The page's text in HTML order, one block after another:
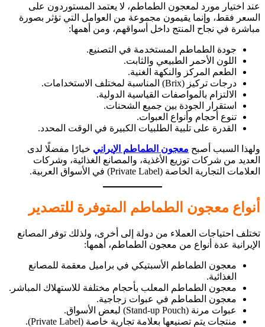
عند اختيار مورد لمعجون الطماطم، لا يعتمد المستوردون على
السعر فقط، وإنما يقيمون مجموعة من العوامل التي تؤثر بصورة
مباشرة في نجاح المنتج داخل أسواقهم، ومن أهمها:
جودة الطماطم المستخدمة في التصنيع.
اللون الأحمر الطبيعي والثابت.
الطعم المركز والنكهة الغنية.
درجات تركيز (Brix) المناسبة لمختلف الاستخدامات.
الالتزام بالمواصفات القياسية الدولية.
استقرار الجودة بين جميع الشحنات.
تنوع أحجام وأنواع العبوات.
القدرة على تلبية الطلبيات الكبيرة في الوقت المحدد.
ولهذا السبب أصبح معجون الطماطم الإيراني خيارًا مفضلًا لدى
العديد من شركات توزيع الأغذية، والمصانع الغذائية، وشركات
العلامات التجارية الخاصة (Private Label) في الأسواق العربية.
أنواع معجون الطماطم المتوفرة للتصدير
تختلف احتياجات العملاء من دولة إلى أخرى، ولذلك توفر المصانع
الإيرانية عدة أنواع من معجون الطماطم، أهمها:
معجون الطماطم الأسبتيكي في براميل معقمة للمصانع
الغذائية.
معجون الطماطم المعلب بأحجام مختلفة للاستهلاك المباشر.
معجون الطماطم في عبوات زجاجية.
عبوات مرنة (Stand-up Pouch) لبعض الأسواق.
منتجات يتم تصنيعها بعلامة تجارية خاصة (Private Label).